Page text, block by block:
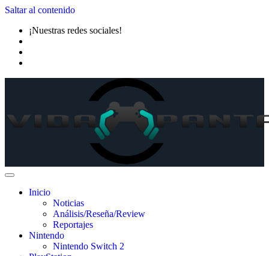
Saltar al contenido
¡Nuestras redes sociales!
Inicio
Noticias
Análisis/Reseña/Review
Reportajes
Nintendo
Nintendo Switch 2